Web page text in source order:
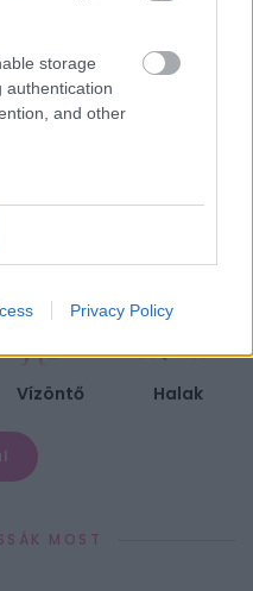
storage
authentication
and other
Privacy Policy
Ikrek
Vízöntő Halak
MOST